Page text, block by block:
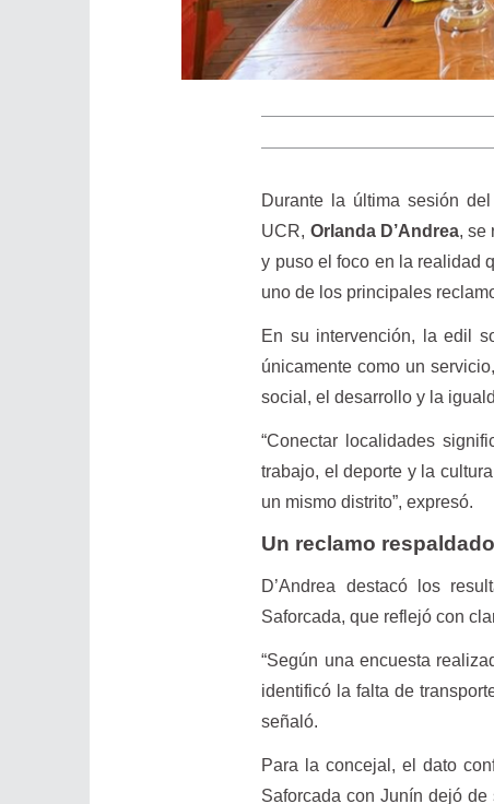
Durante la última sesión
UCR, Orlanda D’Andrea, se
y puso el foco en la realidad
uno de los principales
En su intervención, la edil
únicamente como un
social, el desarrollo y la
“Conectar localidades
trabajo, el deporte y la
un mismo distrito”, expresó.
Un reclamo
D’Andrea destacó los
Saforcada, que reflejó con
“Según una encuesta
identificó la falta de
señaló.
Para la concejal, el dato
Saforcada con Junín dejó